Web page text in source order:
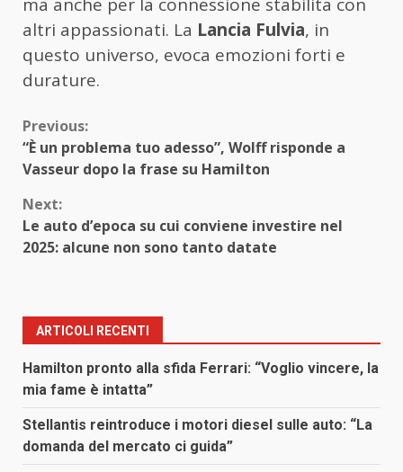
altri appassionati. La Lancia Fulvia, in
questo universo, evoca emozioni forti e
durature.
Continue
Reading
Previous:
“È un problema tuo adesso”, Wolff risponde a
Vasseur dopo la frase su Hamilton
Next:
Le auto d’epoca su cui conviene investire nel
2025: alcune non sono tanto datate
ARTICOLI RECENTI
Hamilton pronto alla sfida Ferrari: “Voglio vincere, la
mia fame è intatta”
Stellantis reintroduce i motori diesel sulle auto: “La
domanda del mercato ci guida”